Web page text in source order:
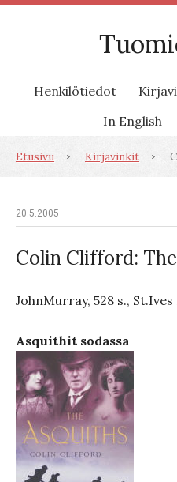
Henkilötiedot
In English
Etusivu Kirjavinkit
20.5.2005
Colin Clifford:
JohnMurray, 528 s., St.Ives
Asquithit sodassa